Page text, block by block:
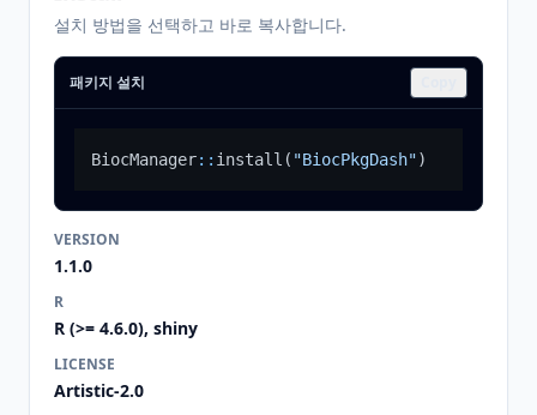
설치 방법을 선택하고 바로 복사합니다.
패키지 설치
BiocManager:: install ( "BiocPkgDash")
VERSION
1.1.0
R
R (>= 4.6.0), shiny
LICENSE
Artistic-2.0